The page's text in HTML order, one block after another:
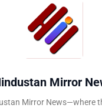
Mirror
Mirror News—where